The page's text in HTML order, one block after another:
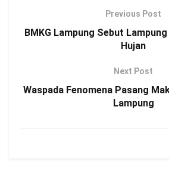
Previous Post
BMKG Lampung Sebut
Hujan
Next Post
Waspada Fenomena Pasang
Lampung